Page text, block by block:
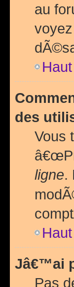
au
Haut
des
Vous
ligne.
Haut
Jâ€™ai
Pas